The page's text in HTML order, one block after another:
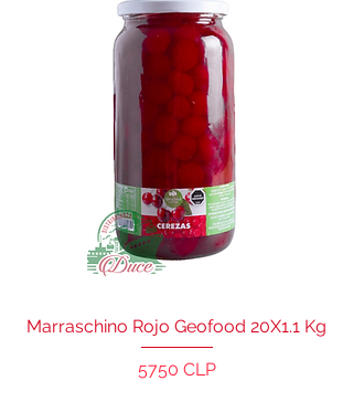
Marraschino Rojo Geofood 20X1.1 Kg
Precio
5750 CLP